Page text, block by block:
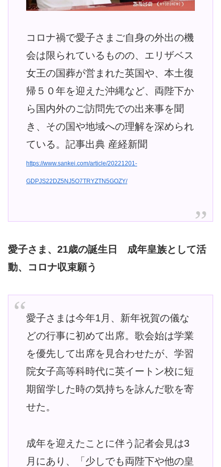
コロナ禍で愛子さまご自身の外出の機
会は限られているものの、エリザベス
女王の国葬が営まれた英国や、本土復
帰５０年を迎えた沖縄など、両陛下か
ら国内外のご訪問先での出来事を聞
き、その国や地域への理解を深められ
ている。記事出典 産経新聞
https://www.sankei.com/article/20221201-
GDPJS22DZ5NJ5O7TRYZTN5GOZY/
愛子さま、21歳の誕生日 成年皇族として活
動、コロナ収束願う
愛子さまは今年1月、新年祝賀の儀な
どの行事に初めて出席。歌会始は学業
を優先して出席を見合わせたが、学習
院女子高等科時代に英イートン校に短
期留学した時の気持ちを詠んだ歌を寄
せた。
成年を迎えたことに伴う記者会見は3
月にあり、「少しでも両陛下や他の皇